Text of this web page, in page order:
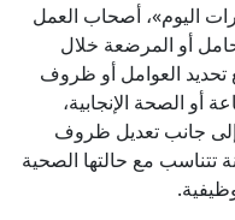
اليوم»، أصحاب العمل
أو المرضعة خلال
تحديد العوامل أو ظروف
أو الصحة الإنجابية،
إلى جانب تعديل ظروف
تتناسب مع حالتها الصحية